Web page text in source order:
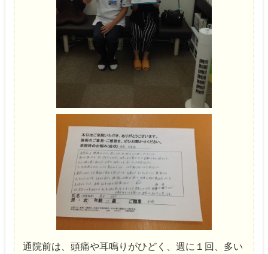
通院前は、頭痛や耳鳴りがひどく、週に１回、多い